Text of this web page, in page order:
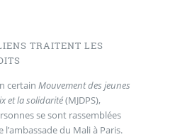
TRAITENT LES
certain Mouvement des jeunes
et la solidarité(MJDPS),
se sont rassemblées
l’ambassade du Mali à Paris.